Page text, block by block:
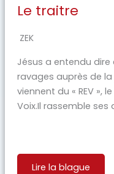
Le traitre
ZEK
Jésus a entendu
ravages auprès de
viennent du « REV »,
Voix.Il rassemble ses
Lire la blague